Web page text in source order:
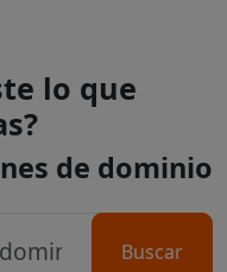
lo que
de dominio
Buscar